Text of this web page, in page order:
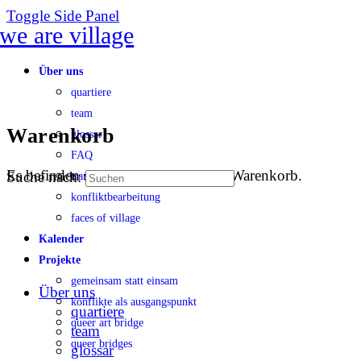
Toggle Side Panel
Über uns
quartiere
team
glossar
FAQ
transparenz
konfliktbearbeitung
faces of village
Kalender
Projekte
gemeinsam statt einsam
konflikte als ausgangspunkt
queer art bridge
queer bridges
Warenkorb
Es befinden sich keine Produkte im Warenkorb.
Suche nach:
Über uns
quartiere
team
glossar